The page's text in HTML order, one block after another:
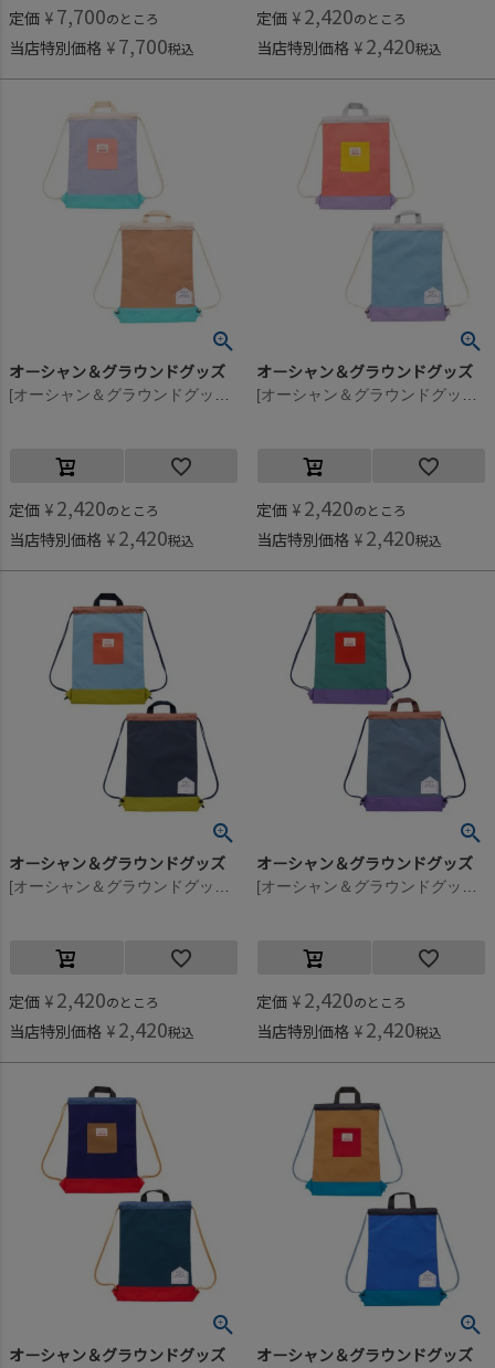
定価 ¥ 7,700のところ
当店特別価格 ¥ 7,700税込
定価 ¥ 2,420のところ
当店特別価格 ¥ 2,420税込
オーシャン＆グラウンドグッズ
定価 ¥ 2,420のところ
当店特別価格 ¥ 2,420税込
オーシャン＆グラウンドグッズ
定価 ¥ 2,420のところ
当店特別価格 ¥ 2,420税込
オーシャン＆グラウンドグッズ
定価 ¥ 2,420のところ
当店特別価格 ¥ 2,420税込
オーシャン＆グラウンドグッズ
定価 ¥ 2,420のところ
当店特別価格 ¥ 2,420税込
オーシャン＆グラウンドグッズ オーシャン＆グラウンドグッズ